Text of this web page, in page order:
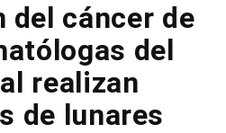
del cáncer de
del
realizan
de lunares